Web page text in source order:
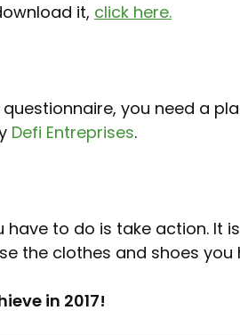
it, click here.
you need a
Defi Entreprises.
have to do is take action. It
the clothes and shoes
in 2017!